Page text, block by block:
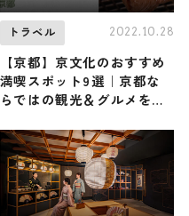
トラベル 2022.10.28
【京都】京文化のおすすめ
満喫スポット9選｜京都な
らではの観光＆グルメを味